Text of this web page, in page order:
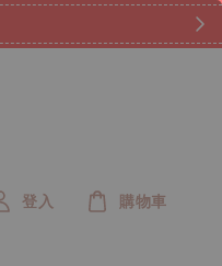
登入 購物車